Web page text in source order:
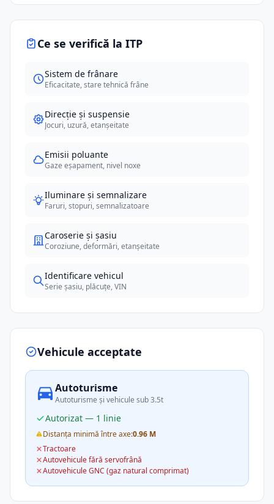
Ce se verifică la ITP
Sistem de frânare
Eficacitate, stare tehnică frâne
Direcție și suspensie
Jocuri, uzură, etanșeitate
Emisii poluante
Gaze eșapament, nivel noxe
Iluminare și semnalizare
Faruri, stopuri, semnalizatoare
Caroserie și șasiu
Coroziune, deformări, etanșeitate
Identificare vehicul
Serie șasiu, plăcuțe, VIN
Vehicule acceptate
Autoturisme
Autoturisme și vehicule sub 3.5t
Autorizat — 1 linie
Distanța minimă între axe:0.96 M
Tractoare
Autovehicule fără servofrână
Autovehicule GNC (gaz natural comprimat)